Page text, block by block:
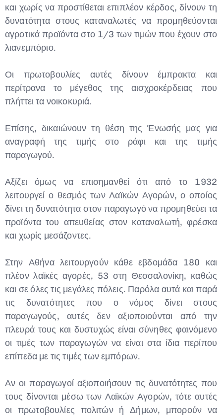
και χωρίς να προστίθεται επιπλέον κέρδος, δίνουν τη
δυνατότητα στους καταναλωτές να προμηθεύονται
αγροτικά προϊόντα στο 1/3 των τιμών που έχουν στο
λιανεμπόριο.
Οι πρωτοβουλίες αυτές δίνουν έμπρακτα και
περίτρανα το μέγεθος της αισχροκέρδειας που
πλήττει τα νοικοκυριά.
Επίσης, δικαιώνουν τη θέση της Ένωσής μας για
αναγραφή της τιμής στο ράφι και της τιμής
παραγωγού.
Αξίζει όμως να επισημανθεί ότι από το 1932
λειτουργεί ο θεσμός των Λαϊκών Αγορών, ο οποίος
δίνει τη δυνατότητα στον παραγωγό να προμηθεύει τα
προϊόντα του απευθείας στον καταναλωτή, φρέσκα
και χωρίς μεσάζοντες.
Στην Αθήνα λειτουργούν κάθε εβδομάδα 180 και
πλέον λαϊκές αγορές, 53 στη Θεσσαλονίκη, καθώς
και σε όλες τις μεγάλες πόλεις. Παρόλα αυτά και παρά
τις δυνατότητες που ο νόμος δίνει στους
παραγωγούς, αυτές δεν αξιοποιούνται από την
πλευρά τους και δυστυχώς είναι σύνηθες φαινόμενο
οι τιμές των παραγωγών να είναι στα ίδια περίπου
επίπεδα με τις τιμές των εμπόρων.
Αν οι παραγωγοί αξιοποιήσουν τις δυνατότητες που
τους δίνονται μέσω των Λαϊκών Αγορών, τότε αυτές
οι πρωτοβουλίες πολιτών ή Δήμων, μπορούν να
Type and hit enter